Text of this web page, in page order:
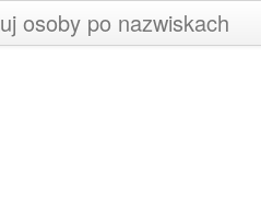
osoby po nazwiskach